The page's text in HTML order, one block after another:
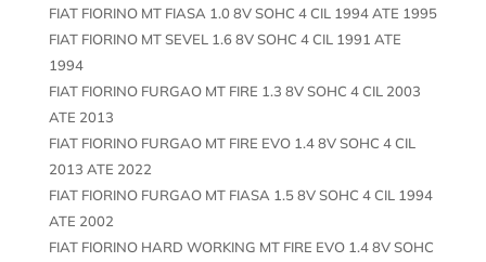
FIAT FIORINO MT FIASA 1.0 8V SOHC 4 CIL 1994 ATE 1995
FIAT FIORINO MT SEVEL 1.6 8V SOHC 4 CIL 1991 ATE
1994
FIAT FIORINO FURGAO MT FIRE 1.3 8V SOHC 4 CIL 2003
ATE 2013
FIAT FIORINO FURGAO MT FIRE EVO 1.4 8V SOHC 4 CIL
2013 ATE 2022
FIAT FIORINO FURGAO MT FIASA 1.5 8V SOHC 4 CIL 1994
ATE 2002
FIAT FIORINO HARD WORKING MT FIRE EVO 1.4 8V SOHC